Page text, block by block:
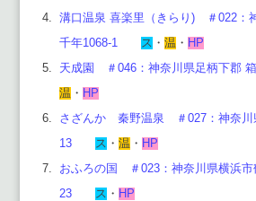
溝口温泉 喜楽里（きらり) ＃022：
千年1068-1
ス ・ 温 ・ HP
天成園 ＃046：神奈川県足柄下郡
温 ・ HP
さざんか 秦野温泉 ＃027：神奈川
13
ス ・ 温 ・ HP
おふろの国 ＃023：神奈川県横浜市
23
ス ・ HP